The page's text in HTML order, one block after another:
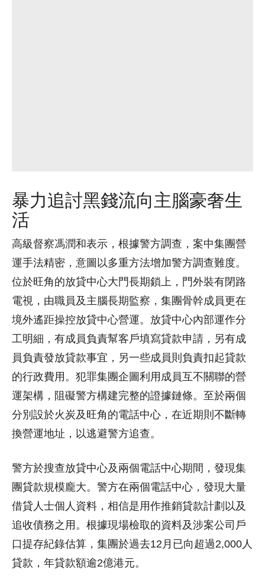
暴力追討黑錢流向主腦豪奢生
活
高級督察馮潤和表示，根據警方調查，案中集團營
運手法精密，意圖以多重方法增加警方調查難度。
位於旺角的放貸中心大門長期鎖上，門外裝有閉路
電視，由職員及主腦長期監察，集團骨幹成員更在
境外遙距操控放貸中心營運。放貸中心內部運作分
工明細，有成員負責幫客戶填寫貸款申請，另有成
員負責發放貸款事宜，另一些成員則負責扣起貸款
的行政費用。犯罪集團企圖利用成員互不關聯的營
運架構，阻礙警方構建完整的證據鏈條。至於兩個
分別設於火炭及旺角的電話中心，在近期則不斷轉
換營運地址，以逃避警方追查。
警方於搜查放貸中心及兩個電話中心期間，發現集
團貸款規模龐大。警方在兩個電話中心，發現大量
借貸人士個人資料，相信是用作推銷貸款計劃以及
追收債務之用。根據現場檢取的資料及涉案公司戶
口提存紀錄估算，集團於過去12月已向超過2,000人
貸款，年貸款額逾2億港元。